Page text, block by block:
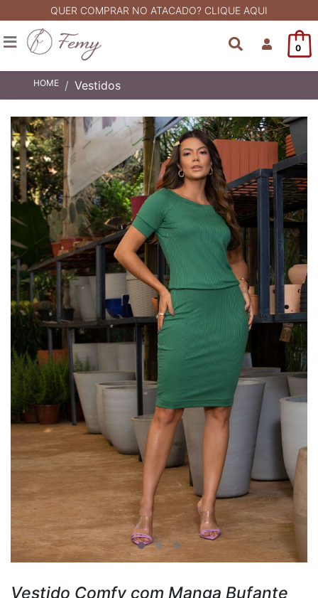
QUER COMPRAR NO ATACADO? CLIQUE AQUI
0
HOME Vestidos
Vestido Comfy com Manga Bufante